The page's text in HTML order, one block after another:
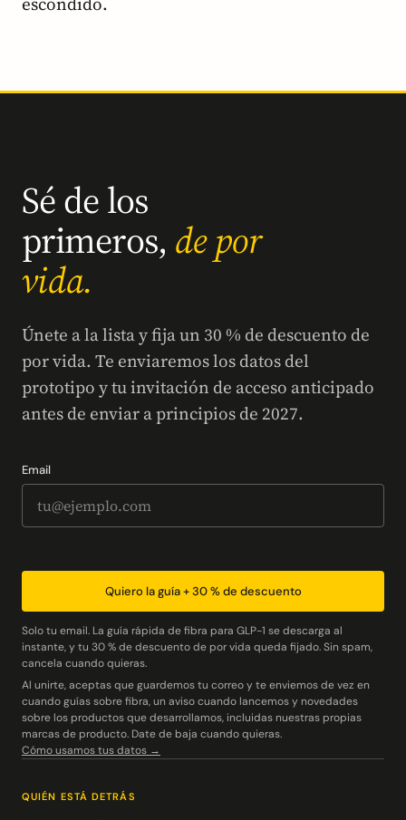
Sé de los
primeros, de por
vida.
Únete a la lista y fija un 30 % de descuento de
por vida. Te enviaremos los datos del
prototipo y tu invitación de acceso anticipado
antes de enviar a principios de 2027.
Email
Quiero la guía + 30 % de descuento
Solo tu email. La guía rápida de fibra para GLP-1 se descarga al
instante, y tu 30 % de descuento de por vida queda fijado. Sin spam,
cancela cuando quieras.
Al unirte, aceptas que guardemos tu correo y te enviemos de vez en
cuando guías sobre fibra, un aviso cuando lancemos y novedades
sobre los productos que desarrollamos, incluidas nuestras propias
marcas de producto. Date de baja cuando quieras.
Cómo usamos tus datos →
QUIÉN ESTÁ DETRÁS